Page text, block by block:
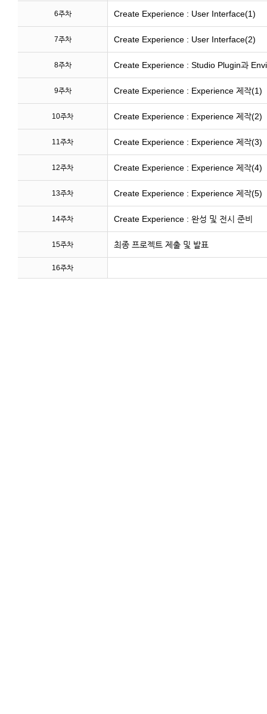
6주차 Create Experience : User Interface(1)
7주차 Create Experience : User Interface(2)
8주차 Create Experience : Studio Plugin과
9주차 Create Experience : Experience 제작(1)
10주차 Create Experience : Experience 제작(2)
11주차 Create Experience : Experience 제작(3)
12주차 Create Experience : Experience 제작(4)
13주차 Create Experience : Experience 제작(5)
14주차 Create Experience : 완성 및 전시 준비
15주차 최종 프로젝트 제출 및 발표
16주차